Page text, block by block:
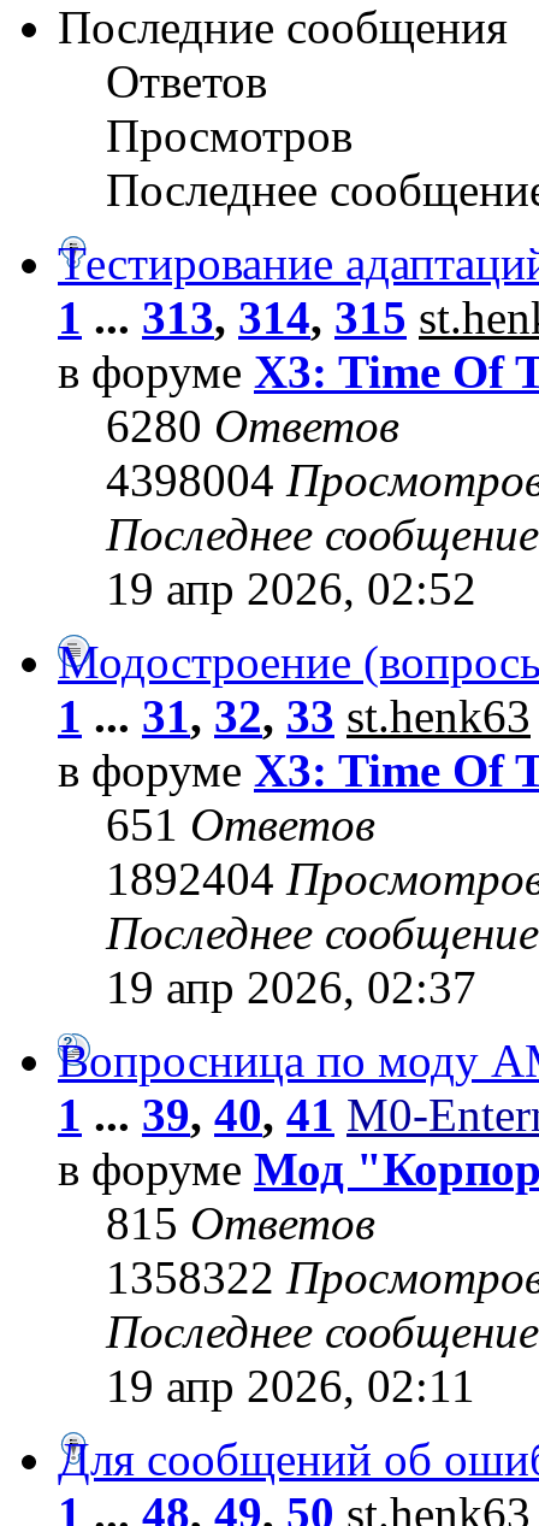
Последние сообщения
Ответов
Просмотров
Последнее
Тестирование
1 ... 313, 314, 315
в форуме X3: Time Of
6280 Ответов
4398004
Последнее
19 апр 2026, 02:52
Модостроение
1 ... 31, 32, 33 st.henk63
в форуме X3: Time Of
651 Ответов
1892404
Последнее
19 апр 2026, 02:37
Вопросница по моду
1 ... 39, 40, 41 M0-
в форуме Мод
815 Ответов
1358322
Последнее
19 апр 2026, 02:11
Для сообщений об
1 ... 48, 49, 50 st.henk63